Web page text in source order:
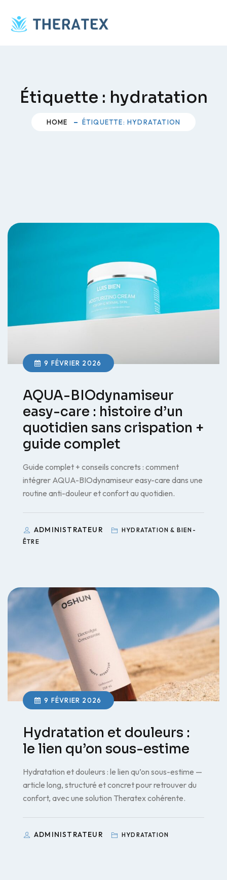
content
Étiquette : hydratation
HOME ÉTIQUETTE: HYDRATATION
9 FÉVRIER 2026
AQUA-BIOdynamiseur
easy-care : histoire d’un
quotidien sans crispation +
guide complet
Guide complet + conseils concrets : comment
intégrer AQUA-BIOdynamiseur easy-care dans une
routine anti-douleur et confort au quotidien.
ADMINISTRATEUR
HYDRATATION & BIEN-
ÊTRE
9 FÉVRIER 2026
Hydratation et douleurs :
le lien qu’on sous-estime
Hydratation et douleurs : le lien qu’on sous-estime —
article long, structuré et concret pour retrouver du
confort, avec une solution Theratex cohérente.
ADMINISTRATEUR HYDRATATION